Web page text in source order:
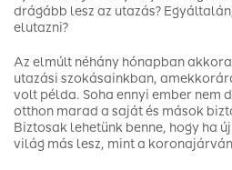
drágább lesz az utazás?
elutazni?
Az elmúlt néhány hónapban
utazási szokásainkban,
volt példa. Soha ennyi ember nem
otthon marad a saját és mások
Biztosak lehetünk benne, hogy ha
világ más lesz, mint a